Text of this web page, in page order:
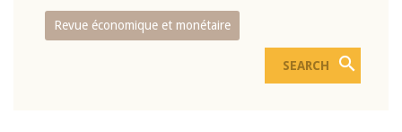
Revue économique et monétaire